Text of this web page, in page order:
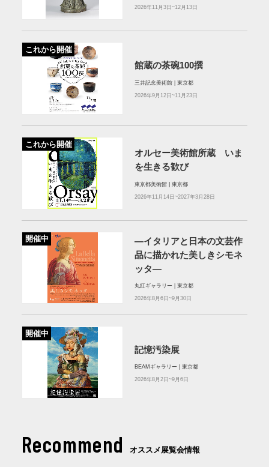
2026年11月3日~12月13日
これから開催
館蔵の茶碗100撰
三井記念美術館 | 東京都
2026年9月12日~11月23日
これから開催
オルセー美術館所蔵 いま
を生きる歓び
東京都美術館 | 東京都
2026年11月14日~2027年3月28日
開催中
—イタリアと日本の文芸作
品に描かれた美しきシモネ
ッタ—
丸紅ギャラリー | 東京都
2026年8月6日~9月30日
開催中
記憶汚染展
BEAMギャラリー | 東京都
2026年8月2日~9月6日
Recommend オススメ展覧会情報